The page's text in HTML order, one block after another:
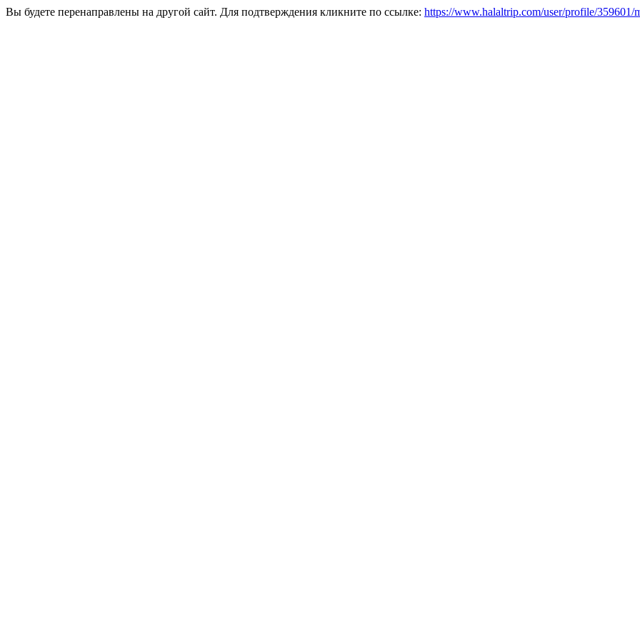
Вы будете перенаправлены на другой сайт. Для подтверждения кликните по ссылке: https://www.halaltrip.com/user/profile/359601/